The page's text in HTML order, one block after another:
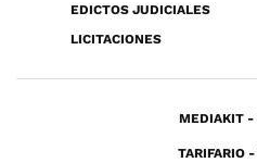
EDICTOS JUDICIALES
LICITACIONES
MEDIAKIT
TARIFARIO